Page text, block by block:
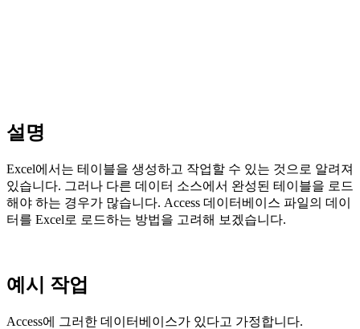
설명
Excel에서는 테이블을 생성하고 작업할 수 있는 것으로 알려져
있습니다. 그러나 다른 데이터 소스에서 완성된 테이블을 로드
해야 하는 경우가 많습니다. Access 데이터베이스 파일의 데이
터를 Excel로 로드하는 방법을 고려해 보겠습니다.
예시 작업
Access에 그러한 데이터베이스가 있다고 가정합니다.